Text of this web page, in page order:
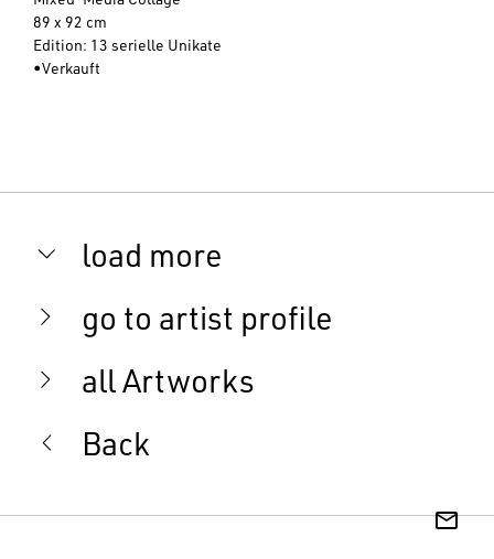
89 x 92 cm
Edition: 13 serielle Unikate
•Verkauft
load more
go to artist profile
all Artworks
Back